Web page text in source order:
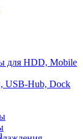
для HDD, Mobile
USB-Hub, Dock